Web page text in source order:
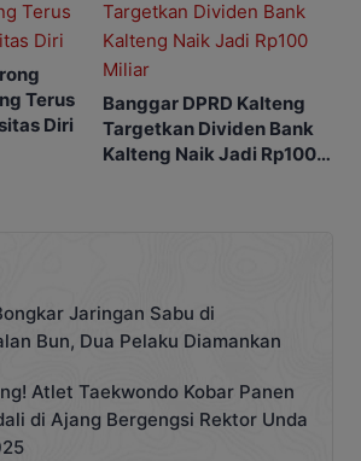
Terus
Diri
Banggar DPRD Kalteng
Targetkan Dividen Bank
Kalteng Naik Jadi Rp100
Jaringan Sabu di
Bun, Dua Pelaku Diamankan
Atlet Taekwondo Kobar Panen
di Ajang Bergengsi Rektor Unda